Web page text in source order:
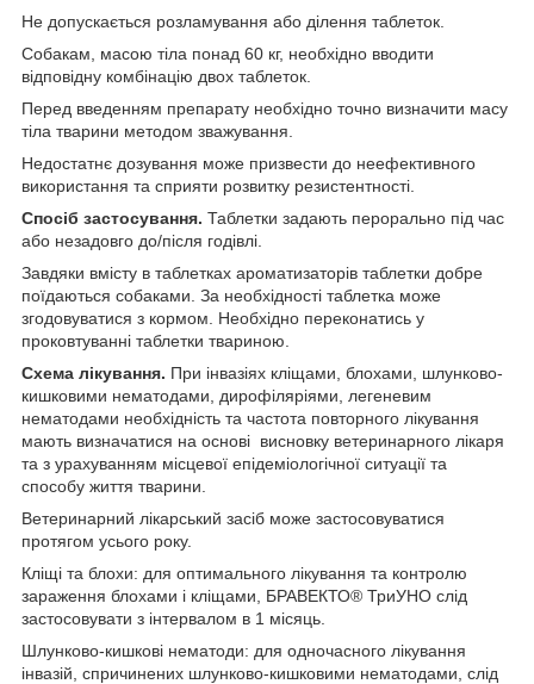
Не допускається розламування або ділення таблеток.
Собакам, масою тіла понад 60 кг, необхідно вводити
відповідну комбінацію двох таблеток.
Перед введенням препарату необхідно точно визначити масу
тіла тварини методом зважування.
Недостатнє дозування може призвести до неефективного
використання та сприяти розвитку резистентності.
Спосіб застосування. Таблетки задають перорально під час
або незадовго до/після годівлі.
Завдяки вмісту в таблетках ароматизаторів таблетки добре
поїдаються собаками. За необхідності таблетка може
згодовуватися з кормом. Необхідно переконатись у
проковтуванні таблетки твариною.
Схема лікування. При інвазіях кліщами, блохами, шлунково-
кишковими нематодами, дирофіляріями, легеневим
нематодами необхідність та частота повторного лікування
мають визначатися на основі висновку ветеринарного лікаря
та з урахуванням місцевої епідеміологічної ситуації та
способу життя тварини.
Ветеринарний лікарський засіб може застосовуватися
протягом усього року.
Кліщі та блохи: для оптимального лікування та контролю
зараження блохами і кліщами, БРАВЕКТО® ТриУНО слід
застосовувати з інтервалом в 1 місяць.
Шлунково-кишкові нематоди: для одночасного лікування
інвазій, спричинених шлунково-кишковими нематодами, слід